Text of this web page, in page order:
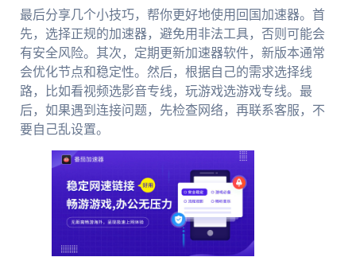
最后分享几个小技巧，帮你更好地使用回国加速器。首
先，选择正规的加速器，避免用非法工具，否则可能会
有安全风险。其次，定期更新加速器软件，新版本通常
会优化节点和稳定性。然后，根据自己的需求选择线
路，比如看视频选影音专线，玩游戏选游戏专线。最
后，如果遇到连接问题，先检查网络，再联系客服，不
要自己乱设置。